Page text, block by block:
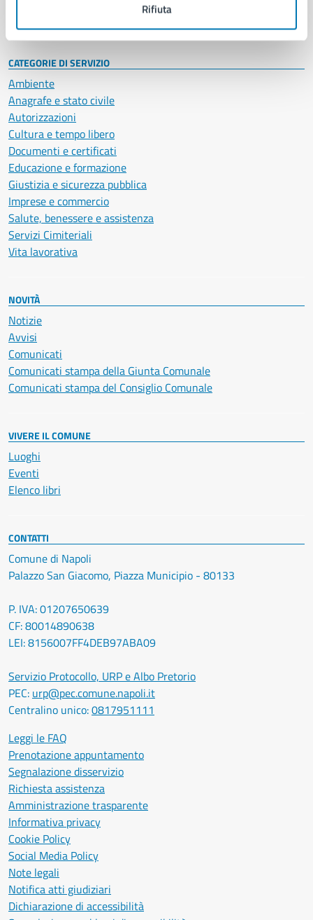
Rifiuta
Intranet, posta aziendale e protocollo
CATEGORIE DI SERVIZIO
Ambiente
Anagrafe e stato civile
Autorizzazioni
Cultura e tempo libero
Documenti e certificati
Educazione e formazione
Giustizia e sicurezza pubblica
Imprese e commercio
Salute, benessere e assistenza
Servizi Cimiteriali
Vita lavorativa
NOVITÀ
Notizie
Avvisi
Comunicati
Comunicati stampa della Giunta Comunale
Comunicati stampa del Consiglio Comunale
VIVERE IL COMUNE
Luoghi
Eventi
Elenco libri
CONTATTI
Comune di Napoli
Palazzo San Giacomo, Piazza Municipio - 80133
P. IVA: 01207650639
CF: 80014890638
LEI: 8156007FF4DEB97ABA09
Servizio Protocollo, URP e Albo Pretorio
PEC: urp@pec.comune.napoli.it
Centralino unico:0817951111
Leggi le FAQ
Prenotazione appuntamento
Segnalazione disservizio
Richiesta assistenza
Amministrazione trasparente
Informativa privacy
Cookie Policy
Social Media Policy
Note legali
Notifica atti giudiziari
Dichiarazione di accessibilità